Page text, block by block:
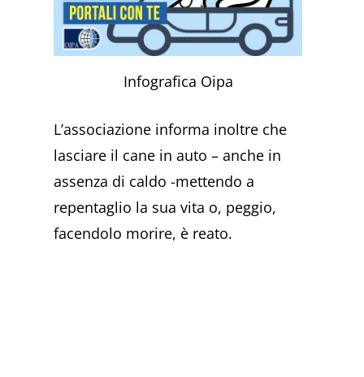
Infografica Oipa
L’associazione informa inoltre che
lasciare il cane in auto – anche in
assenza di caldo -mettendo a
repentaglio la sua vita o, peggio,
facendolo morire, è reato.